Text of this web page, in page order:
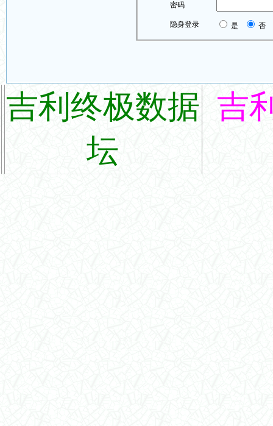
密码
隐身登录 是 否
吉利终极数据
坛
吉